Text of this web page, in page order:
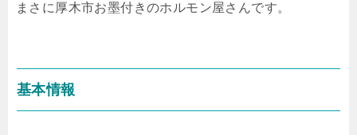
まさに厚木市お墨付きのホルモン屋さんです。
基本情報